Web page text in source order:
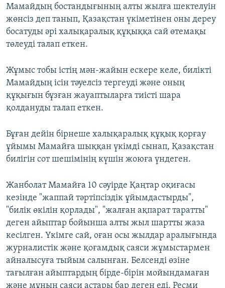
Мамайдың бостандығының алты жылға шектелуін
жөнсіз деп танып, Қазақстан үкіметінен оны дереу
босатуды әрі халықаралық құқыққа сай өтемақы
төлеуді талап еткен.
Жұмыс тобы істің мән-жайын ескере келе, билікті
Мамайдың ісін тәуелсіз тергеуді және оның
құқығын бұзған жауаптыларға тиісті шара
қолдануды талап еткен.
Бұған дейін бірнеше халықаралық құқық қорғау
ұйымы Мамайға шыққан үкімді сынап, Қазақстан
билігін сот шешімінің күшін жоюға үндеген.
Жанболат Мамайға 10 сәуірде Қаңтар оқиғасы
кезінде "жаппай тәртіпсіздік ұйымдастырды",
"билік өкілін қорлады", "жалған ақпарат таратты"
деген айыптар бойынша алты жыл шартты жаза
кесілген. Үкімге сай, оған осы жылдар аралығында
журналистік және қоғамдық саяси жұмыстармен
айналысуға тыйым салынған. Белсенді өзіне
тағылған айыптардың бірде-бірін мойындамаған
және мұның саяси астары бар деген еді. Ресми